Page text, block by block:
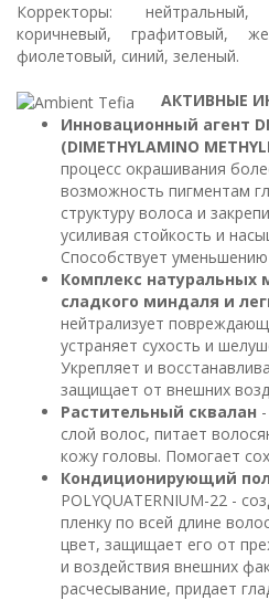
Корректоры:
коричневый, графитовый,
фиолетовый, синий, зеленый.
АКТИВНЫЕ
Инновационный агент
(DIMETHYLAMINO
процесс окрашивания
возможность пигментам
структуру волоса и
усиливая стойкость и
Способствует
Комплекс натуральных
сладкого миндаля и
нейтрализует
устраняет сухость и
Укрепляет и
защищает от внешних
Растительный сквалан
слой волос, питает
кожу головы. Помогает
Кондиционирующий
POLYQUATERNIUM-22 -
пленку по всей длине
цвет, защищает его от
и воздействия внешних
расчесывание, придает